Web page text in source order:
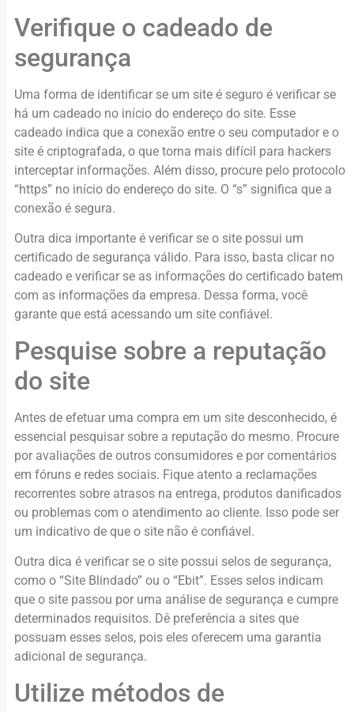
Verifique o cadeado de
segurança
Uma forma de identificar se um site é seguro é verificar se
há um cadeado no início do endereço do site. Esse
cadeado indica que a conexão entre o seu computador e o
site é criptografada, o que torna mais difícil para hackers
interceptar informações. Além disso, procure pelo protocolo
“https” no início do endereço do site. O “s” significa que a
conexão é segura.
Outra dica importante é verificar se o site possui um
certificado de segurança válido. Para isso, basta clicar no
cadeado e verificar se as informações do certificado batem
com as informações da empresa. Dessa forma, você
garante que está acessando um site confiável.
Pesquise sobre a reputação
do site
Antes de efetuar uma compra em um site desconhecido, é
essencial pesquisar sobre a reputação do mesmo. Procure
por avaliações de outros consumidores e por comentários
em fóruns e redes sociais. Fique atento a reclamações
recorrentes sobre atrasos na entrega, produtos danificados
ou problemas com o atendimento ao cliente. Isso pode ser
um indicativo de que o site não é confiável.
Outra dica é verificar se o site possui selos de segurança,
como o “Site Blindado” ou o “Ebit”. Esses selos indicam
que o site passou por uma análise de segurança e cumpre
determinados requisitos. Dê preferência a sites que
possuam esses selos, pois eles oferecem uma garantia
adicional de segurança.
Utilize métodos de